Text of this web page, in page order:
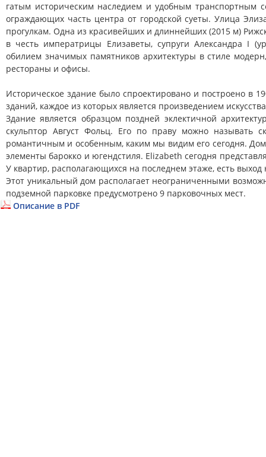
гатым историческим наследием и удобным транспортным
ограждающих часть центра от городской суеты. Улица
прогулкам. Одна из красивейших и длиннейших (2015 м)
в честь императрицы Елизаветы, супруги Александра I
обилием значимых памятников архитектуры в стиле
рестораны и офисы.
Историческое здание было спроектировано и построено в
зданий, каждое из которых является произведением
Здание является образцом поздней эклектичной
скульптор Август Фольц. Его по праву можно называть
романтичным и особенным, каким мы видим его сегодня.
элементы барокко и югендстиля. Elizabeth сегодня
У квартир, располагающихся на последнем этаже, есть
Этот уникальный дом располагает неограниченными
подземной парковке предусмотрено 9 парковочных мест.
Описание в PDF